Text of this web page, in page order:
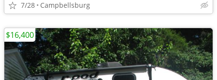
7/28 Campbellsburg
$16,400